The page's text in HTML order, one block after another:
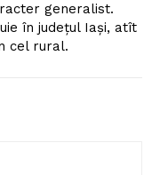
generalist.
în judeţul Iaşi, atît
cel rural.